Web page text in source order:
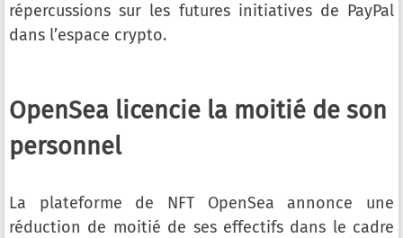
répercussions sur les futures initiatives de PayPal
dans l’espace crypto.
OpenSea licencie la moitié de son
personnel
La plateforme de NFT OpenSea annonce une
réduction de moitié de ses effectifs dans le cadre